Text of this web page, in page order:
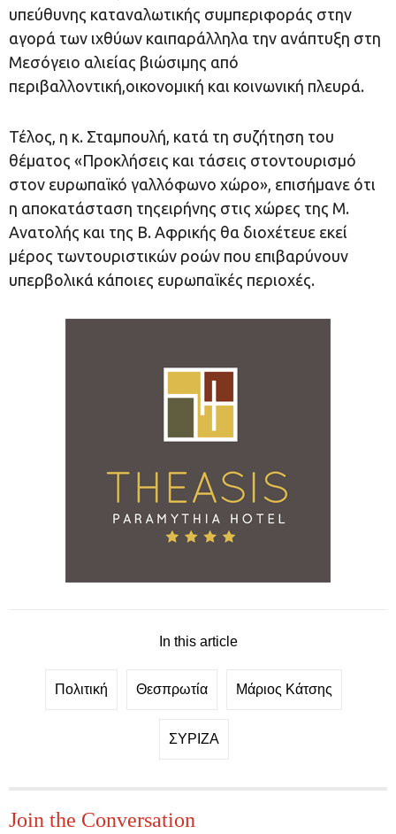
υπεύθυνης καταναλωτικής συμπεριφοράς στην
αγορά των ιχθύων καιπαράλληλα την ανάπτυξη στη
Μεσόγειο αλιείας βιώσιμης από
περιβαλλοντική,οικονομική και κοινωνική πλευρά.
Τέλος, η κ. Σταμπουλή, κατά τη συζήτηση του
θέματος «Προκλήσεις και τάσεις στοντουρισμό
στον ευρωπαϊκό γαλλόφωνο χώρο», επισήμανε ότι
η αποκατάσταση τηςειρήνης στις χώρες της Μ.
Ανατολής και της Β. Αφρικής θα διοχέτευε εκεί
μέρος τωντουριστικών ροών που επιβαρύνουν
υπερβολικά κάποιες ευρωπαϊκές περιοχές.
In this article
Πολιτική Θεσπρωτία Μάριος Κάτσης
ΣΥΡΙΖΑ
Join the Conversation